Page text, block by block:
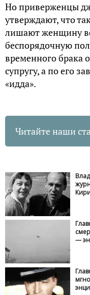
Но приверженцы
утверждают, что
лишают женщину
беспорядочную
временного брака
супругу, а по его
«идда».
Читайте наши
—